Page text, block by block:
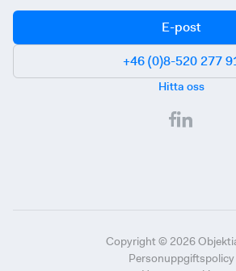
E-post
+46 (0)8-520 277
Hitta oss
Copyright © 2026
Personuppgiftspolicy